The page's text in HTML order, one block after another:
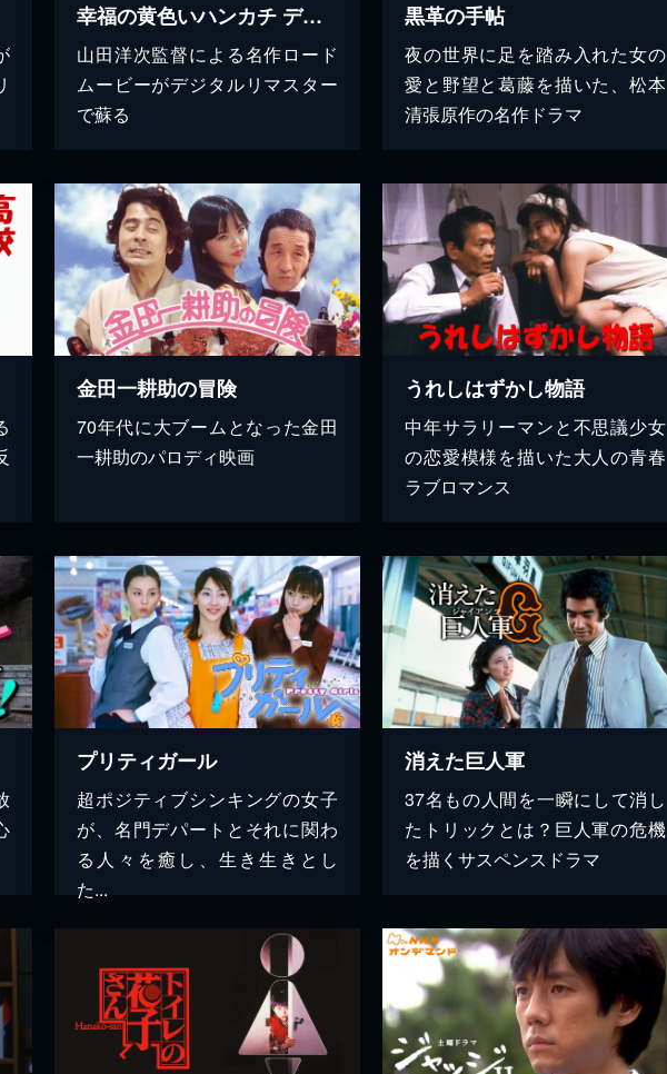
幸福の黄色いハンカチ デジタルリマスター2010
山田洋次監督による名作ロード
ムービーがデジタルリマスター
で蘇る
黒革の手帖
夜の世界に足を踏み入れた女の
愛と野望と葛藤を描いた、松本
清張原作の名作ドラマ
金田一耕助の冒険
70年代に大ブームとなった金田
一耕助のパロディ映画
うれしはずかし物語
中年サラリーマンと不思議少女
の恋愛模様を描いた大人の青春
ラブロマンス
プリティガール
超ポジティブシンキングの女子
が、名門デパートとそれに関わ
る人々を癒し、生き生きとし
た...
消えた巨人軍
37名もの人間を一瞬にして消し
たトリックとは？巨人軍の危機
を描くサスペンスドラマ